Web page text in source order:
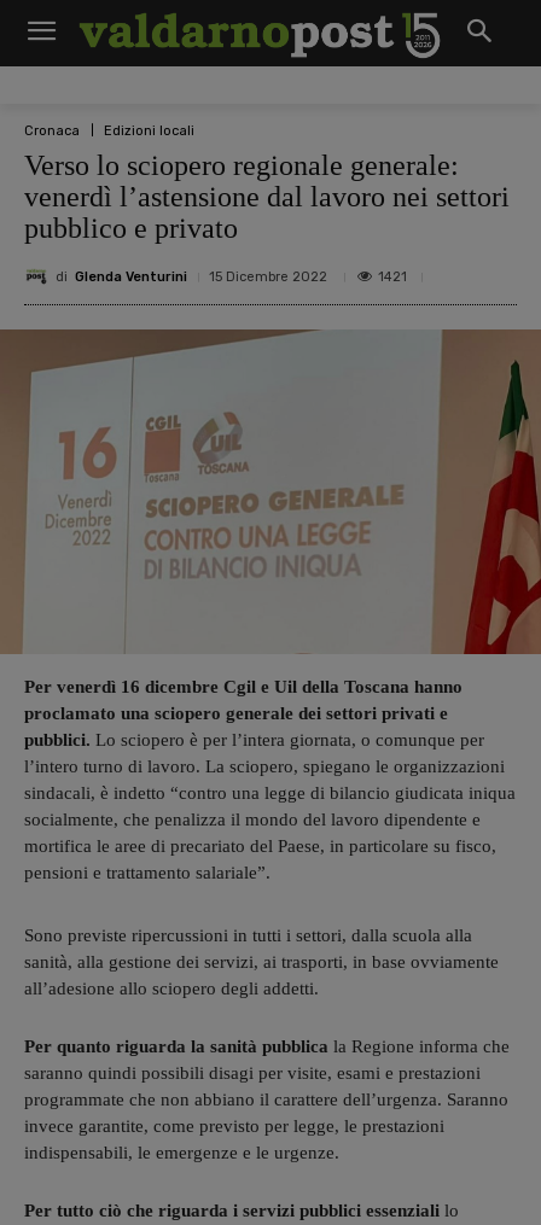
Cronaca Edizioni locali
Verso lo sciopero regionale generale:
venerdì l’astensione dal lavoro nei settori
pubblico e privato
di Glenda Venturini 15 Dicembre 2022 1421
Per venerdì 16 dicembre Cgil e Uil della Toscana hanno
proclamato una sciopero generale dei settori privati e
pubblici. Lo sciopero è per l’intera giornata, o comunque per
l’intero turno di lavoro. La sciopero, spiegano le organizzazioni
sindacali, è indetto “contro una legge di bilancio giudicata iniqua
socialmente, che penalizza il mondo del lavoro dipendente e
mortifica le aree di precariato del Paese, in particolare su fisco,
pensioni e trattamento salariale”.
Sono previste ripercussioni in tutti i settori, dalla scuola alla
sanità, alla gestione dei servizi, ai trasporti, in base ovviamente
all’adesione allo sciopero degli addetti.
Per quanto riguarda la sanità pubblica la Regione informa che
saranno quindi possibili disagi per visite, esami e prestazioni
programmate che non abbiano il carattere dell’urgenza. Saranno
invece garantite, come previsto per legge, le prestazioni
indispensabili, le emergenze e le urgenze.
Per tutto ciò che riguarda i servizi pubblici essenziali lo